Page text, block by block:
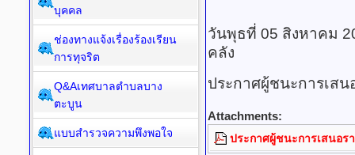
วันพุธที่ 05 สิงหาคม
คลัง
ประกาศผู้ชนะการเส
Attachments:
ประกาศผู้ชนะการเสนอ
บุคคล
ช่องทางแจ้งเรื่องร้องเรียน
การทุจริต
Q&Aเทศบาลตำบลบาง
ตะบูน
แบบสำรวจความพึงพอใจ